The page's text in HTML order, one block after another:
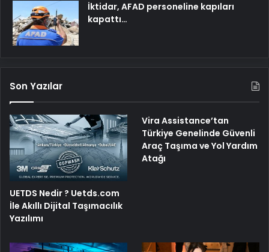
İktidar, AFAD personeline kapıları
kapattı…
Son Yazılar
UETDS Nedir ? Uetds.com
İle Akıllı Dijital Taşımacılık
Yazılımı
Vira Assistance’tan
Türkiye Genelinde Güvenli
Araç Taşıma ve Yol Yardım
Atağı